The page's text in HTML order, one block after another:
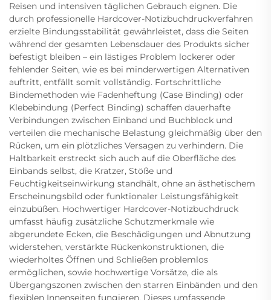
Reisen und intensiven täglichen Gebrauch eignen. Die
durch professionelle Hardcover-Notizbuchdruckverfahren
erzielte Bindungsstabilität gewährleistet, dass die Seiten
während der gesamten Lebensdauer des Produkts sicher
befestigt bleiben – ein lästiges Problem lockerer oder
fehlender Seiten, wie es bei minderwertigen Alternativen
auftritt, entfällt somit vollständig. Fortschrittliche
Bindemethoden wie Fadenheftung (Case Binding) oder
Klebebindung (Perfect Binding) schaffen dauerhafte
Verbindungen zwischen Einband und Buchblock und
verteilen die mechanische Belastung gleichmäßig über den
Rücken, um ein plötzliches Versagen zu verhindern. Die
Haltbarkeit erstreckt sich auch auf die Oberfläche des
Einbands selbst, die Kratzer, Stöße und
Feuchtigkeitseinwirkung standhält, ohne an ästhetischem
Erscheinungsbild oder funktionaler Leistungsfähigkeit
einzubüßen. Hochwertiger Hardcover-Notizbuchdruck
umfasst häufig zusätzliche Schutzmerkmale wie
abgerundete Ecken, die Beschädigungen und Abnutzung
widerstehen, verstärkte Rückenkonstruktionen, die
wiederholtes Öffnen und Schließen problemlos
ermöglichen, sowie hochwertige Vorsätze, die als
Übergangszonen zwischen den starren Einbänden und den
flexiblen Innenseiten fungieren. Dieses umfassende